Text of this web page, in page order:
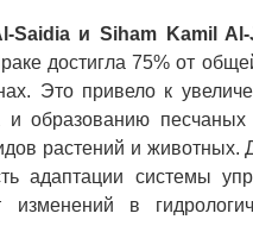
Saidia и Siham Kamil Al-
достигла 75% от
Это привело к
и образованию
растений и
адаптации системы
изменений в